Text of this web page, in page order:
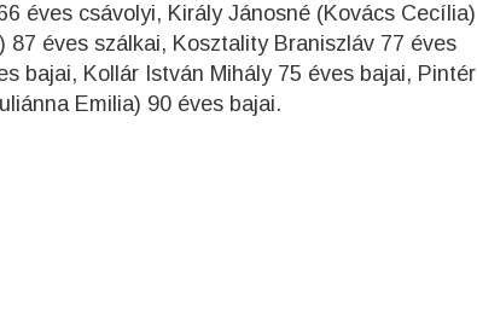
éves csávolyi, Király Jánosné (Kovács Cecília)
éves szálkai, Kosztality Braniszláv 77 éves
bajai, Kollár István Mihály 75 éves bajai, Pintér
Emilia) 90 éves bajai.